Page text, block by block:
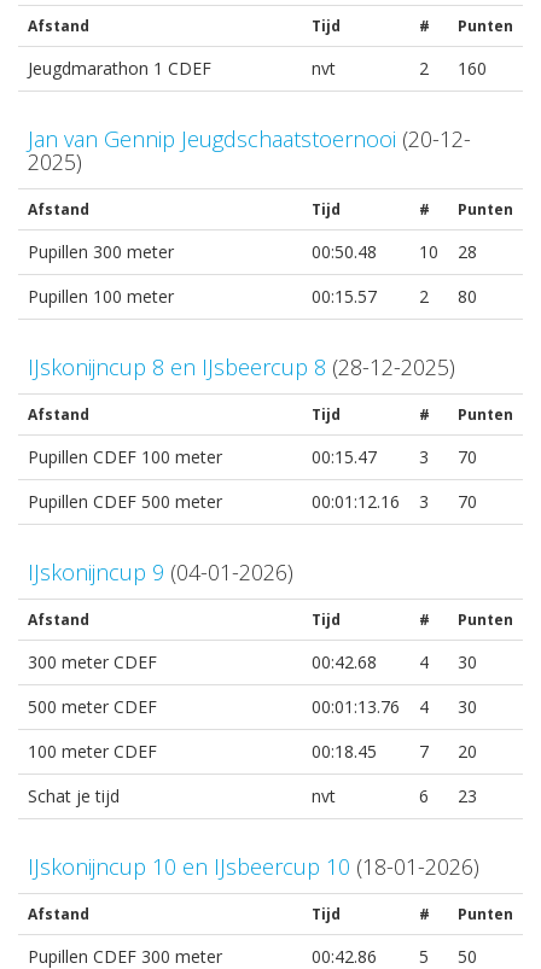
Afstand Tijd # Punten
Jeugdmarathon 1 CDEF nvt 2 160
Jan van Gennip Jeugdschaatstoernooi (20-12-
2025)
Afstand Tijd # Punten
Pupillen 300 meter 00:50.48 10
28
Pupillen 100 meter
00:15.57 2 80
IJskonijncup 8 en IJsbeercup 8 (28-12-2025)
Afstand Tijd # Punten
Pupillen CDEF 100 meter 00:15.47 3
70
Pupillen CDEF 500 meter
00:01:12.16 3 70
IJskonijncup 9 (04-01-2026)
Afstand Tijd # Punten
300 meter CDEF 00:42.68 4
30
500 meter CDEF
00:01:13.76 4
30
100 meter CDEF
00:18.45 7
20
Schat je tijd
nvt 6 23
IJskonijncup 10 en IJsbeercup 10 (18-01-2026)
Afstand Tijd # Punten
Pupillen CDEF 300 meter 00:42.86 5
50